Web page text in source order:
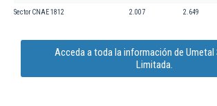
Sector CNAE 1812 2.007 2.649
Acceda a toda la información de Umetal
Limitada.